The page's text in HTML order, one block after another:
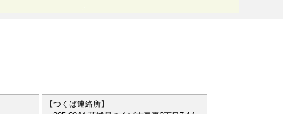
【つくば連絡所】